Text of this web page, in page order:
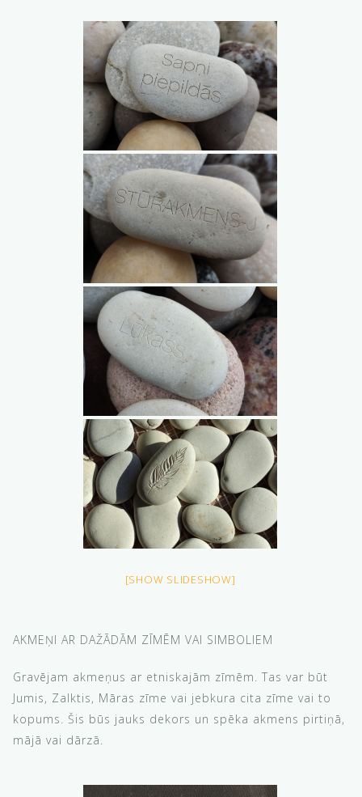
[SHOW SLIDESHOW]
AKMEŅI AR DAŽĀDĀM ZĪMĒM VAI SIMBOLIEM
Gravējam akmeņus ar etniskajām zīmēm. Tas var būt
Jumis, Zalktis, Māras zīme vai jebkura cita zīme vai to
kopums. Šis būs jauks dekors un spēka akmens pirtiņā,
mājā vai dārzā.